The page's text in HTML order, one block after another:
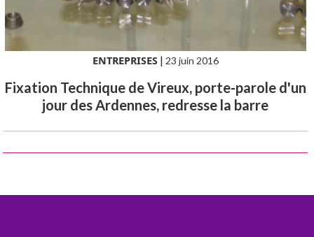
ENTREPRISES| 23 juin 2016
Fixation Technique de Vireux, porte-parole d'un
jour des Ardennes, redresse la barre